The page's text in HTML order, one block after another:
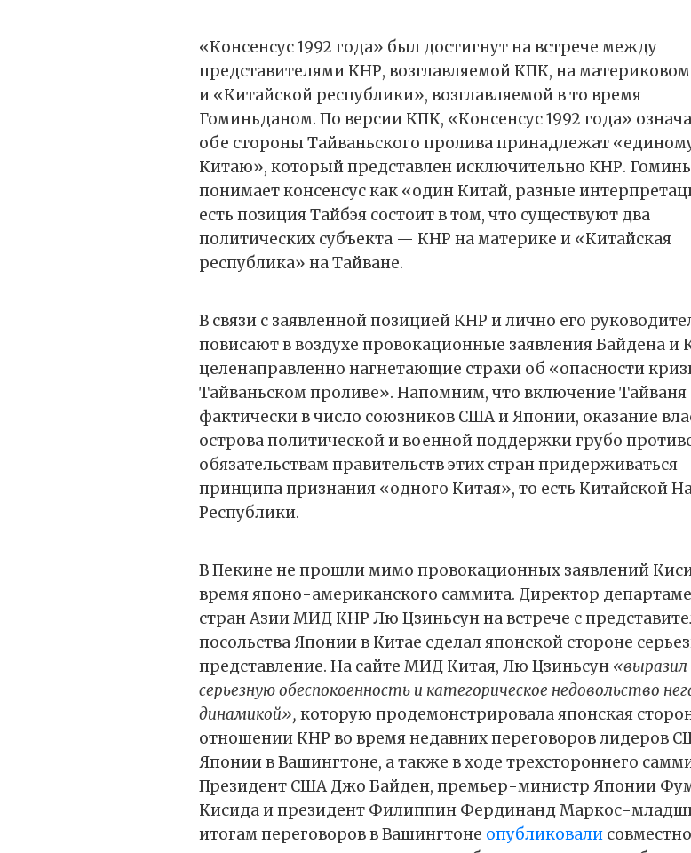
«Консенсус 1992 года» был достигнут на встрече между
представителями КНР, возглавляемой КПК, на
и «Китайской республики», возглавляемой в то время
Гоминьданом. По версии КПК, «Консенсус 1992 года»
обе стороны Тайваньского пролива принадлежат
Китаю», который представлен исключительно КНР.
понимает консенсус как «один Китай, разные
есть позиция Тайбэя состоит в том, что существуют два
политических субъекта — КНР на материке и «Китайская
республика» на Тайване.
В связи с заявленной позицией КНР и лично его
повисают в воздухе провокационные заявления Байдена и
целенаправленно нагнетающие страхи об «опасности
Тайваньском проливе». Напомним, что включение Тайваня
фактически в число союзников США и Японии, оказание
острова политической и военной поддержки грубо
обязательствам правительств этих стран придерживаться
принципа признания «одного Китая», то есть Китайской
Республики.
В Пекине не прошли мимо провокационных заявлений
время японо-американского саммита. Директор
стран Азии МИД КНР Лю Цзиньсун на встрече с
посольства Японии в Китае сделал японской стороне
представление. На сайте МИД Китая, Лю Цзиньсун «выразил
серьезную обеспокоенность и категорическое недовольство
динамикой», которую продемонстрировала японская
отношении КНР во время недавних переговоров лидеров
Японии в Вашингтоне, а также в ходе трехстороннего
Президент США Джо Байден, премьер-министр Японии
Кисида и президент Филиппин Фердинанд Маркос-
итогам переговоров в Вашингтоне опубликовали